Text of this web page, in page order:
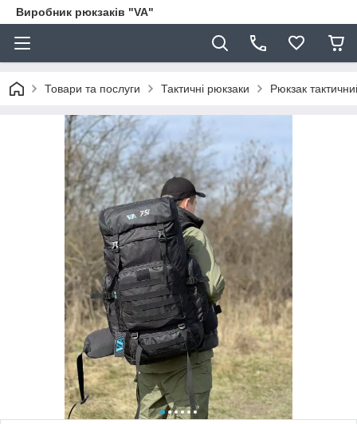
Виробник рюкзаків "VA"
Товари та послуги Тактичні рюкзаки Рюкзак